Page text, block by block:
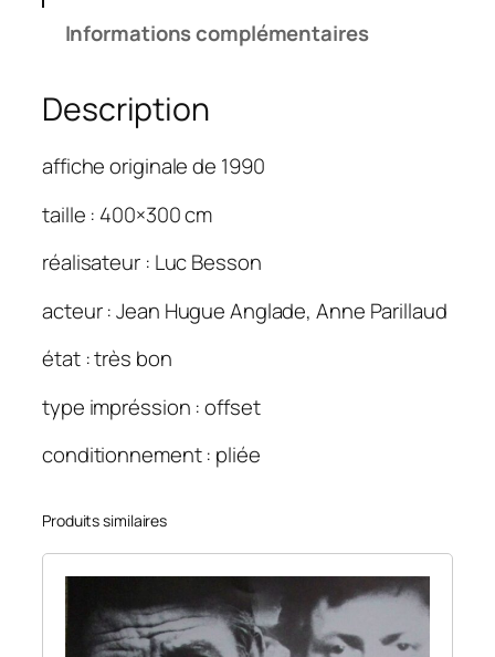
N
i
k
t
4
0
×
0
Informations complémentaires
Description
affiche originale de 1990
taille : 400×300 cm
réalisateur : Luc Besson
acteur : Jean Hugue Anglade, Anne Parillaud
état : très bon
type impréssion : offset
conditionnement : pliée
Produits similaires